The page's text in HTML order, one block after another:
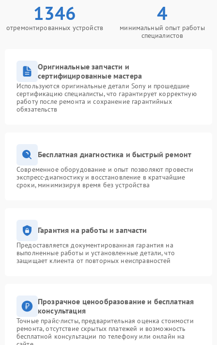
1346
отремонтированных устройств
4
минимальный опыт работы
специалистов
Оригинальные запчасти и
сертифицированные мастера
Используются оригинальные детали Sony и прошедшие
сертификацию специалисты, что гарантирует корректную
работу после ремонта и сохранение гарантийных
обязательств
Бесплатная диагностика и быстрый ремонт
Современное оборудование и опыт позволяют провести
экспресс-диагностику и восстановление в кратчайшие
сроки, минимизируя время без устройства
Гарантия на работы и запчасти
Предоставляется документированная гарантия на
выполненные работы и установленные детали, что
защищает клиента от повторных неисправностей
Прозрачное ценообразование и бесплатная
консультация
Точные прайс-листы, предварительная оценка стоимости
ремонта, отсутствие скрытых платежей и возможность
бесплатной консультации по телефону или онлайн на